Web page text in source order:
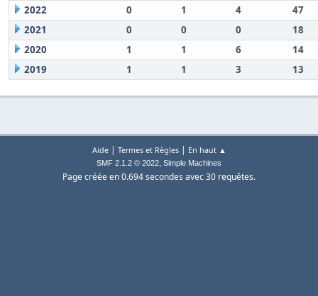
2022
0 1 4
47
2021
0 0 0
18
2020
1 1 6
14
2019
1 1 3 13
Aide| Termes et Règles| En haut ▲
SMF 2.1.2 © 2022, Simple Machines
Page créée en 0.694 secondes avec 30 requêtes.